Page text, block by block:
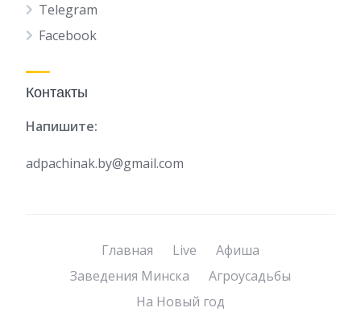
Telegram
Facebook
Контакты
Напишите:
adpachinak.by@gmail.com
Главная Live
Афиша
Заведения Минска
Агроусадьбы
На Новый год